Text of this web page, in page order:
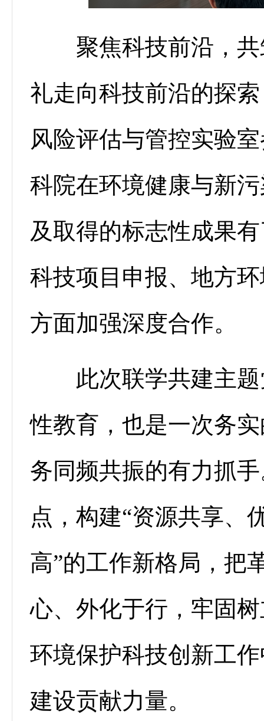
聚焦科技前沿，共
礼走向科技前沿的探
风险评估与管控实验
科院在环境健康与新
及取得的标志性成果
科技项目申报、地方
方面加强深度合作。
此次联学共建主题
性教育，也是一次务
务同频共振的有力抓
点，构建“资源共享、
高”的工作新格局，把
心、外化于行，牢固
环境保护科技创新工
建设贡献力量。